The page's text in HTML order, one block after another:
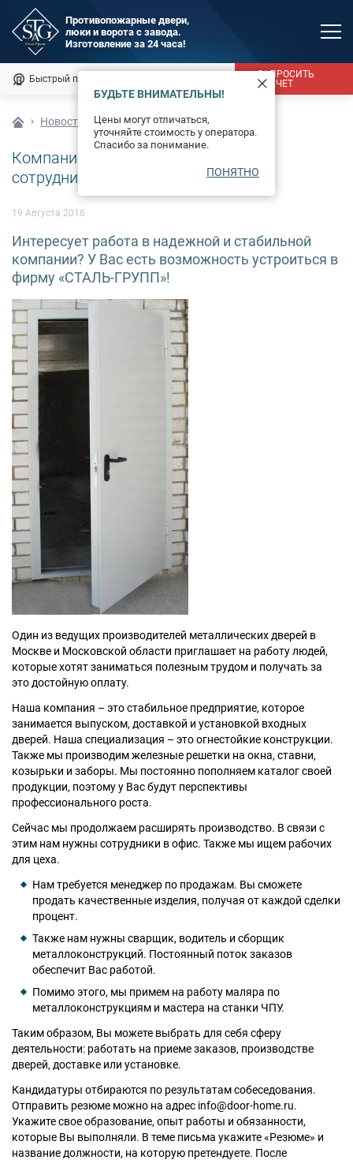
Быстрый подбор
ЗАПРОСИТЬ
РАСЧЕТ
Противопожарные двери,
люки и ворота с завода.
Изготовление за 24 часа!
Доставка и монтаж
Оплата
Сертификаты
О компании
Новости
Контакты
Москва
Доставка по России
dpm@stal-grupp.ru
Работаем без выходных:
cейчас работаем
+7 (495) 646-04-78
8 (800) 444-24-85
ПОИСК:
БУДЬТЕ ВНИМАТЕЛЬНЫ!
Цены могут отличаться,
уточняйте стоимость у оператора.
Спасибо за понимание.
ПОНЯТНО
Новости
Компания «СТАЛЬ-ГРУПП» ищет
сотрудников
19 Августа 2016
Интересует работа в надежной и стабильной
компании? У Вас есть возможность устроиться в
фирму «СТАЛЬ-ГРУПП»!
Один из ведущих производителей металлических дверей в
Москве и Московской области приглашает на работу людей,
которые хотят заниматься полезным трудом и получать за
это достойную оплату.
Наша компания – это стабильное предприятие, которое
занимается выпуском, доставкой и установкой входных
дверей. Наша специализация – это огнестойкие конструкции.
Также мы производим железные решетки на окна, ставни,
козырьки и заборы. Мы постоянно пополняем каталог своей
продукции, поэтому у Вас будут перспективы
профессионального роста.
Сейчас мы продолжаем расширять производство. В связи с
этим нам нужны сотрудники в офис. Также мы ищем рабочих
для цеха.
Нам требуется менеджер по продажам. Вы сможете
продать качественные изделия, получая от каждой сделки
процент.
Также нам нужны сварщик, водитель и сборщик
металлоконструкций. Постоянный поток заказов
обеспечит Вас работой.
Помимо этого, мы примем на работу маляра по
металлоконструкциям и мастера на станки ЧПУ.
Таким образом, Вы можете выбрать для себя сферу
деятельности: работать на приеме заказов, производстве
дверей, доставке или установке.
Кандидатуры отбираются по результатам собеседования.
Отправить резюме можно на адрес info@door-home.ru.
Укажите свое образование, опыт работы и обязанности,
которые Вы выполняли. В теме письма укажите «Резюме» и
название должности, на которую претендуете. После
MAX
Мы онлайн